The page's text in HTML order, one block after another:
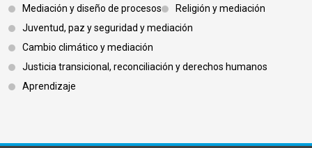
Footer 3
Mediación y diseño de procesos
Religión y mediación
Juventud, paz y seguridad y mediación
Cambio climático y mediación
Justicia transicional, reconciliación y derechos humanos
Aprendizaje